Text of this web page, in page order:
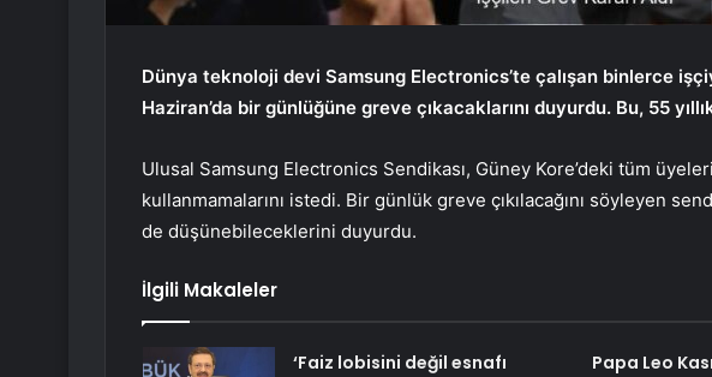
Dünya teknoloji devi Samsung Electronics’te çalışan binlerce
Haziran’da bir günlüğüne greve çıkacaklarını duyurdu. Bu, 55
Ulusal Samsung Electronics Sendikası, Güney Kore’deki tüm
kullanmamalarını istedi. Bir günlük greve çıkılacağını söyleyen
de düşünebileceklerini duyurdu.
İlgili Makaleler
‘Faiz lobisini değil esnafı
Papa Leo